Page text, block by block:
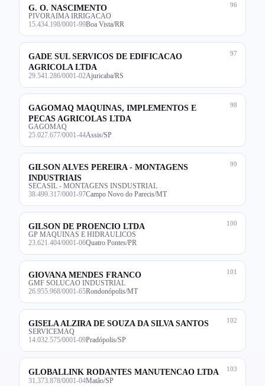
96
G. O. NASCIMENTO
PIVORAIMA IRRIGACAO
15.434.198/0001-99Boa Vista/RR
97
GADE SUL SERVICOS DE EDIFICACAO
AGRICOLA LTDA
29.541.286/0001-02Ajuricaba/RS
98
GAGOMAQ MAQUINAS, IMPLEMENTOS E
PECAS AGRICOLAS LTDA
GAGOMAQ
25.027.677/0001-44Assis/SP
99
GILSON ALVES PEREIRA - MONTAGENS
INDUSTRIAIS
SECASIL - MONTAGENS INSDUSTRIAL
38.499.317/0001-97Campo Novo do Parecis/MT
100
GILSON DE PROENCIO LTDA
GP MAQUINAS E HIDRAULICOS
23.621.404/0001-06Quatro Pontes/PR
101
GIOVANA MENDES FRANCO
GMF SOLUCAO INDUSTRIAL
26.955.968/0001-65Rondonópolis/MT
102
GISELA ALZIRA DE SOUZA DA SILVA SANTOS
SERVICEMAQ
14.032.575/0001-09Pradópolis/SP
103
GLOBALLINK RODANTES MANUTENCAO LTDA
31.373.878/0001-04Matão/SP